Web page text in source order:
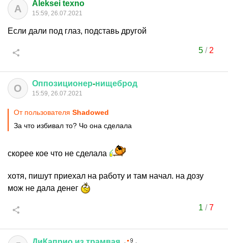
A Aleksei texno
15:59, 26.07.2021
Если дали под глаз, подставь другой
5/ 2
О Оппозиционер-нищеброд
15:59, 26.07.2021
От пользователя Shadowed
За что избивал то? Чо она сделала
скорее кое что не сделала
хотя, пишут приехал на работу и там начал. на дозу
мож не дала денег
1 /7